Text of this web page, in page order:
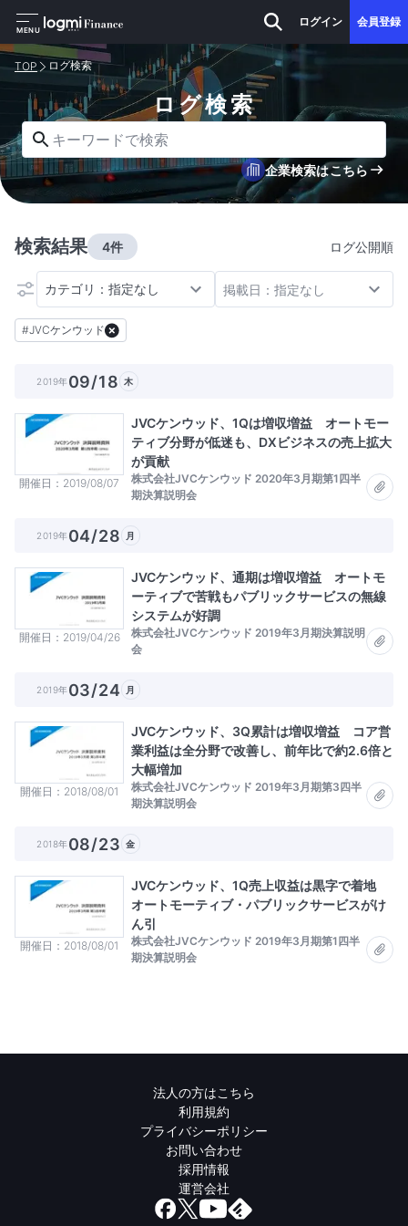
MENU
ログイン 会員登録
TOP ログ検索
ログ検索
企業検索はこちら
検索結果 4件 ログ公開順
カテゴリ：指定なし 掲載日：指定なし
#JVCケンウッド
2019年09/18 木
開催日 2019/08/07
JVCケンウッド、1Qは増収増益 オートモー
ティブ分野が低迷も、DXビジネスの売上拡大
が貢献
株式会社JVCケンウッド 2020年3月期第1四半
期決算説明会
2019年04/28 月
開催日 2019/04/26
JVCケンウッド、通期は増収増益 オートモ
ーティブで苦戦もパブリックサービスの無線
システムが好調
株式会社JVCケンウッド 2019年3月期決算説明
会
2019年03/24 月
開催日 2018/08/01
JVCケンウッド、3Q累計は増収増益 コア営
業利益は全分野で改善し、前年比で約2.6倍と
大幅増加
株式会社JVCケンウッド 2019年3月期第3四半
期決算説明会
2018年08/23 金
開催日 2018/08/01
JVCケンウッド、1Q売上収益は黒字で着地
オートモーティブ・パブリックサービスがけ
ん引
株式会社JVCケンウッド 2019年3月期第1四半
期決算説明会
法人の方はこちら
利用規約
プライバシーポリシー
お問い合わせ
採用情報
運営会社